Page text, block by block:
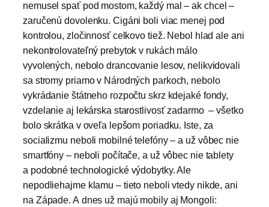
nemusel spať pod mostom, každý mal – ak chcel –
zaručenú dovolenku. Cigáni boli viac menej pod
kontrolou, zločinnosť celkovo tiež. Nebol hlad ale ani
nekontrolovateľný prebytok v rukách málo
vyvolených, nebolo drancovanie lesov, nelikvidovali
sa stromy priamo v Národných parkoch, nebolo
vykrádanie štátneho rozpočtu skrz kdejaké fondy,
vzdelanie aj lekárska starostlivosť zadarmo – všetko
bolo skrátka v oveľa lepšom poriadku. Iste, za
socializmu neboli mobilné telefóny – a už vôbec nie
smartfóny – neboli počítače, a už vôbec nie tablety
a podobné technologické výdobytky. Ale
nepodliehajme klamu – tieto neboli vtedy nikde, ani
na Západe. A dnes už majú mobily aj Mongoli: